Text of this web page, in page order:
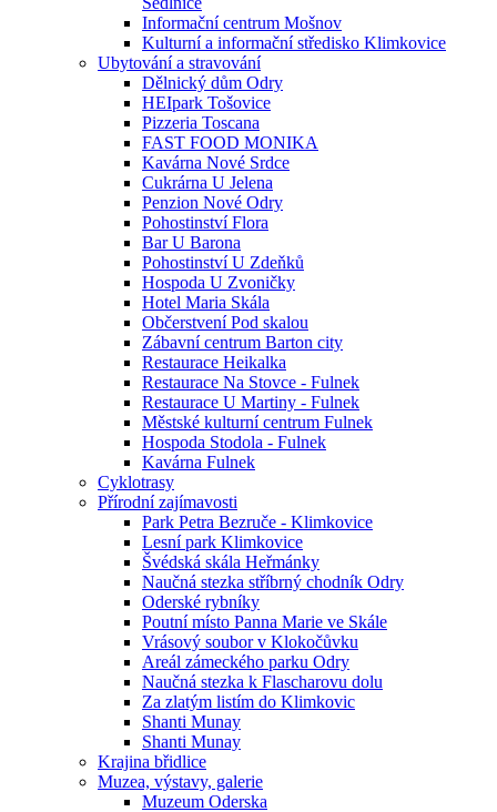
Informační centrum Mošnov
Kulturní a informační středisko Klimkovice
Ubytování a stravování
Dělnický dům Odry
HEIpark Tošovice
Pizzeria Toscana
FAST FOOD MONIKA
Kavárna Nové Srdce
Cukrárna U Jelena
Penzion Nové Odry
Pohostinství Flora
Bar U Barona
Pohostinství U Zdeňků
Hospoda U Zvoničky
Hotel Maria Skála
Občerstvení Pod skalou
Zábavní centrum Barton city
Restaurace Heikalka
Restaurace Na Stovce - Fulnek
Restaurace U Martiny - Fulnek
Městské kulturní centrum Fulnek
Hospoda Stodola - Fulnek
Kavárna Fulnek
Cyklotrasy
Přírodní zajímavosti
Park Petra Bezruče - Klimkovice
Lesní park Klimkovice
Švédská skála Heřmánky
Naučná stezka stříbrný chodník Odry
Oderské rybníky
Poutní místo Panna Marie ve Skále
Vrásový soubor v Klokočůvku
Areál zámeckého parku Odry
Naučná stezka k Flascharovu dolu
Za zlatým listím do Klimkovic
Shanti Munay
Shanti Munay
Krajina břidlice
Muzea, výstavy, galerie
Muzeum Oderska